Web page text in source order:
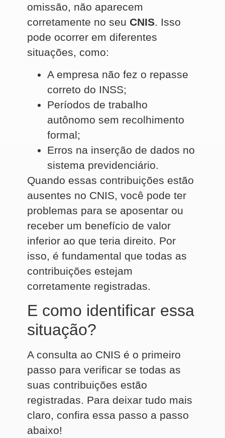
omissão, não aparecem
corretamente no seu CNIS. Isso
pode ocorrer em diferentes
situações, como:
A empresa não fez o repasse
correto do INSS;
Períodos de trabalho
autônomo sem recolhimento
formal;
Erros na inserção de dados no
sistema previdenciário.
Quando essas contribuições estão
ausentes no CNIS, você pode ter
problemas para se aposentar ou
receber um benefício de valor
inferior ao que teria direito. Por
isso, é fundamental que todas as
contribuições estejam
corretamente registradas.
E como identificar essa
situação?
A consulta ao CNIS é o primeiro
passo para verificar se todas as
suas contribuições estão
registradas. Para deixar tudo mais
claro, confira essa passo a passo
abaixo!